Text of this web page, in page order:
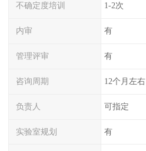
不确定度培训 1-2次
内审 有
管理评审 有
咨询周期 12个月左右
负责人 可指定
实验室规划 有